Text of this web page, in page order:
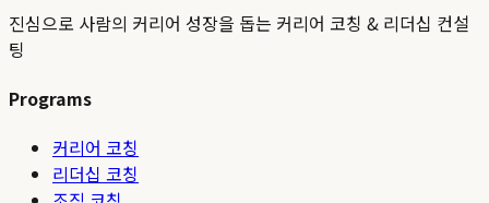
진심으로 사람의 커리어 성장을 돕는 커리어 코칭 & 리더십 컨설
팅
Programs
커리어 코칭
리더십 코칭